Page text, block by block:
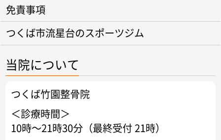
免責事項
つくば市流星台のスポーツジム
当院について
つくば竹園整骨院
＜診療時間＞
10時～21時30分（最終受付 21時）